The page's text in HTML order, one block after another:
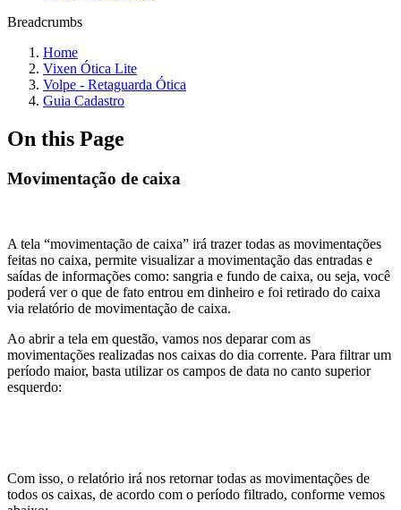
Breadcrumbs
Home
Vixen Ótica Lite
Volpe - Retaguarda Ótica
Guia Cadastro
On this Page
Movimentação de caixa
A tela “movimentação de caixa” irá trazer todas as movimentações
feitas no caixa, permite visualizar a movimentação das entradas e
saídas de informações como: sangria e fundo de caixa, ou seja, você
poderá ver o que de fato entrou em dinheiro e foi retirado do caixa
via relatório de movimentação de caixa.
Ao abrir a tela em questão, vamos nos deparar com as
movimentações realizadas nos caixas do dia corrente. Para filtrar um
período maior, basta utilizar os campos de data no canto superior
esquerdo:
Com isso, o relatório irá nos retornar todas as movimentações de
todos os caixas, de acordo com o período filtrado, conforme vemos